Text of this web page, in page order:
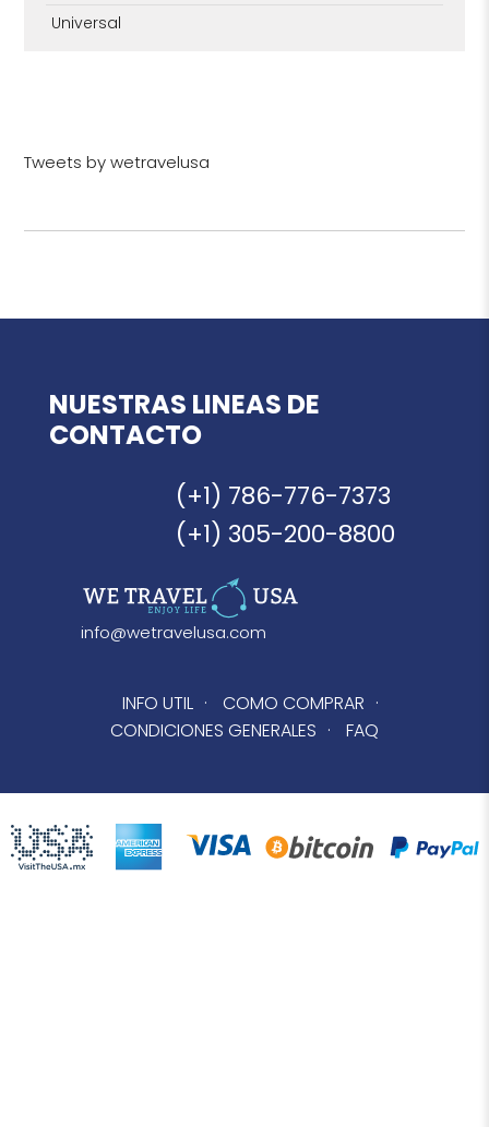
Universal
Tweets by wetravelusa
NUESTRAS LINEAS DE
CONTACTO
(+1) 786-776-7373
(+1) 305-200-8800
info@wetravelusa.com
INFO UTIL · COMO COMPRAR ·
CONDICIONES GENERALES · FAQ